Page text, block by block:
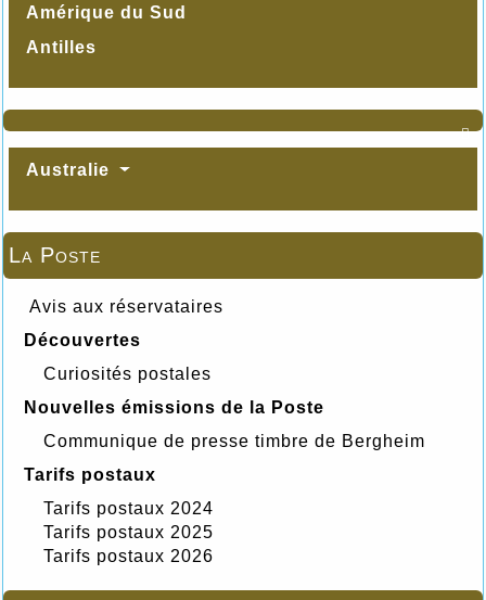
Amérique du Sud
Antilles

Australie
La Poste
Avis aux réservataires
Découvertes
Curiosités postales
Nouvelles émissions de la Poste
Communique de presse timbre de Bergheim
Tarifs postaux
Tarifs postaux 2024
Tarifs postaux 2025
Tarifs postaux 2026